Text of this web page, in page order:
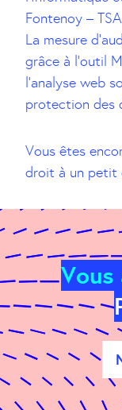
Fontenoy –
La mesure
grâce à l’outil
l’analyse web
protection des
Vous êtes
droit à un petit
Vous